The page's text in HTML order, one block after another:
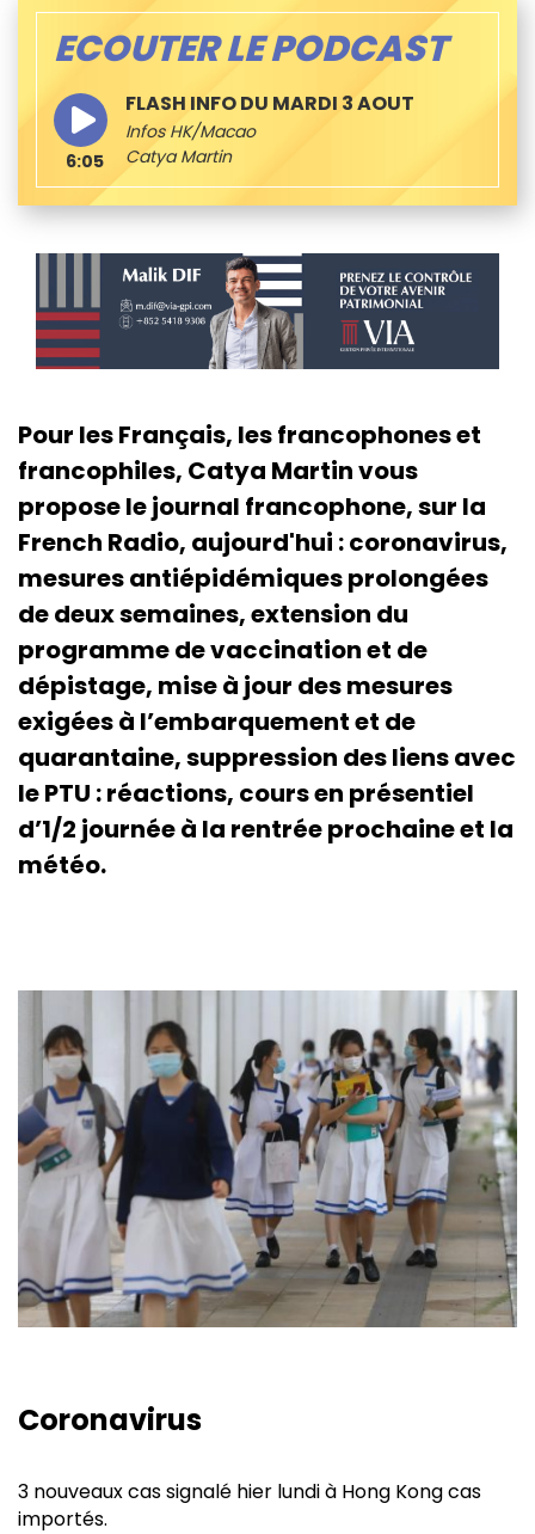
ECOUTER LE PODCAST
FLASH INFO DU MARDI 3 AOUT
Infos HK/Macao
Catya Martin
6:05
Pour les Français, les francophones et
francophiles, Catya Martin vous
propose le journal francophone, sur la
French Radio, aujourd'hui : coronavirus,
mesures antiépidémiques prolongées
de deux semaines, extension du
programme de vaccination et de
dépistage, mise à jour des mesures
exigées à l’embarquement et de
quarantaine, suppression des liens avec
le PTU : réactions, cours en présentiel
d’1/2 journée à la rentrée prochaine et la
météo.
Coronavirus
3 nouveaux cas signalé hier lundi à Hong Kong cas
importés.